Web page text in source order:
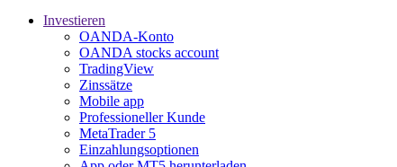
Investieren
OANDA-Konto
OANDA stocks account
TradingView
Zinssätze
Mobile app
Professioneller Kunde
MetaTrader 5
Einzahlungsoptionen